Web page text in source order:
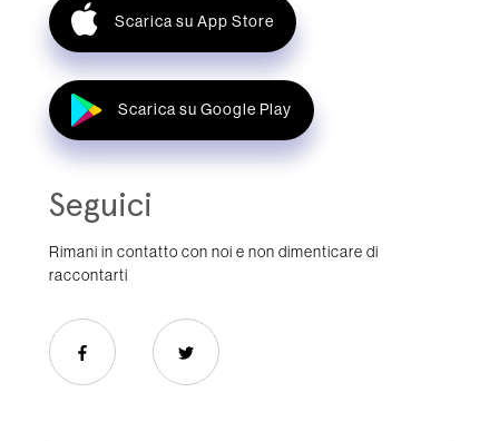
Scarica su App Store
Scarica su Google Play
Seguici
Rimani in contatto con noi e non dimenticare di
raccontarti